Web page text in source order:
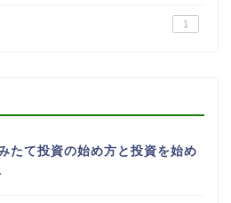
1
たて投資の始め方と投資を始め